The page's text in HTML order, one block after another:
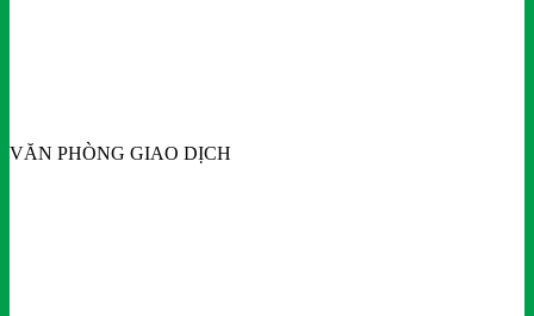
VĂN PHÒNG GIAO DỊCH